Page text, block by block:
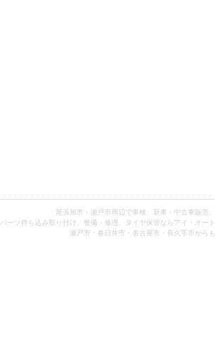
尾張旭市・瀬戸市周辺で車検、新車・中古車販売、
パーツ持ち込み取り付け、整備・修理、タイヤ保管ならアイ・オート
瀬戸市・春日井市・名古屋市・長久手市からも